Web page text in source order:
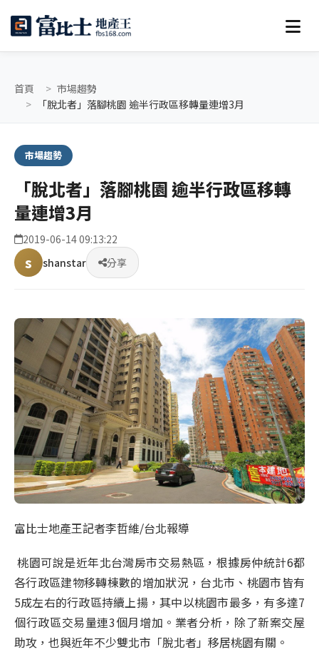
首頁
市場趨勢
「脫北者」落腳桃園 逾半行政區移轉量連增3月
市場趨勢
「脫北者」落腳桃園 逾半行政區移轉
量連增3月
2019-06-14 09:13:22
s shanstar 分享
富比士地產王記者李哲維/台北報導
桃園可說是近年北台灣房市交易熱區，根據房仲統計6都
各行政區建物移轉棟數的增加狀況，台北市、桃園市皆有
5成左右的行政區持續上揚，其中以桃園市最多，有多達7
個行政區交易量連3個月增加。業者分析，除了新案交屋
助攻，也與近年不少雙北市「脫北者」移居桃園有關。